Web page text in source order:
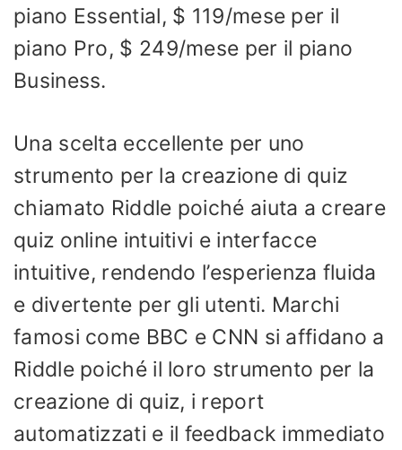
piano Essential, $ 119/mese per il
piano Pro, $ 249/mese per il piano
Business.
Una scelta eccellente per uno
strumento per la creazione di quiz
chiamato Riddle poiché aiuta a creare
quiz online intuitivi e interfacce
intuitive, rendendo l’esperienza fluida
e divertente per gli utenti. Marchi
famosi come BBC e CNN si affidano a
Riddle poiché il loro strumento per la
creazione di quiz, i report
automatizzati e il feedback immediato